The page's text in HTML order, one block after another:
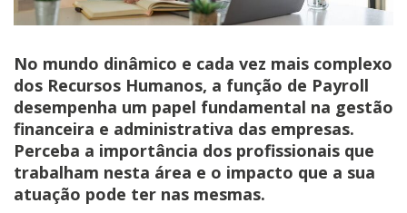
No mundo dinâmico e cada vez mais complexo
dos Recursos Humanos, a função de Payroll
desempenha um papel fundamental na gestão
financeira e administrativa das empresas.
Perceba a importância dos profissionais que
trabalham nesta área e o impacto que a sua
atuação pode ter nas mesmas.